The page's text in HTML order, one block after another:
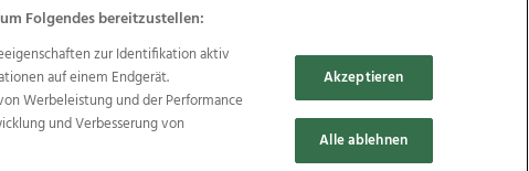
OÖN Reise
Promenaden Galerien
Folgendes bereitzustellen:
zur Identifikation aktiv
auf einem Endgerät.
Werbeleistung und der Performance
und Verbesserung von
Akzeptieren
Alle ablehnen